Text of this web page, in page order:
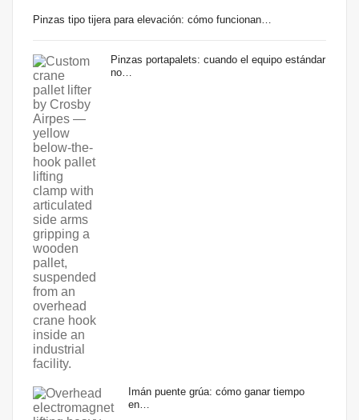
Pinzas tipo tijera para elevación: cómo funcionan…
Pinzas portapalets: cuando el equipo estándar
no…
Imán puente grúa: cómo ganar tiempo
en…